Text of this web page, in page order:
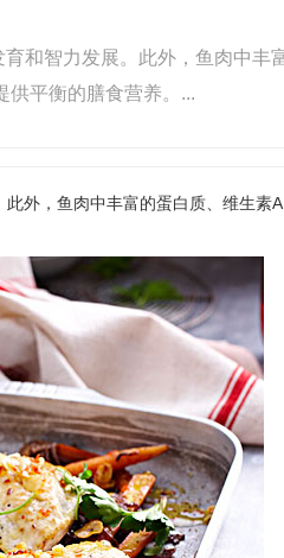
和智力发展。此外，鱼肉中丰
供平衡的膳食营养。...
外，鱼肉中丰富的蛋白质、维生素